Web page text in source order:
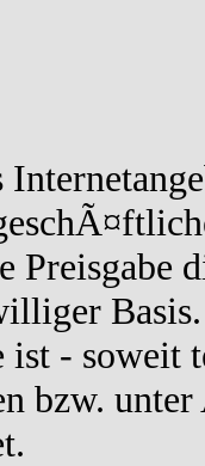
Preisgabe
Basis.
ist -
bzw.